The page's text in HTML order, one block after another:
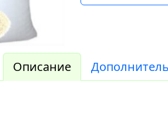
Описание